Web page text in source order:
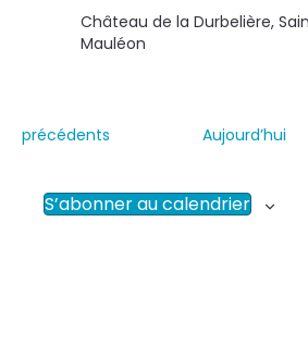
Château de la Durbelière,
Mauléon
É
précédents Aujourd’hui
S’abonner au calendrier